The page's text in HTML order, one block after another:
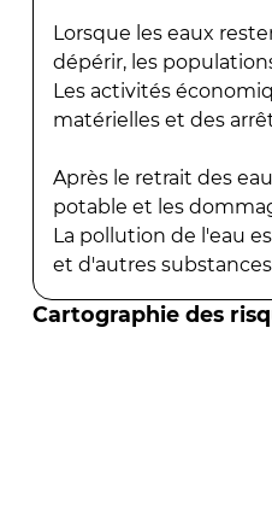
Lorsque les eaux
dépérir, les
Les activités
matérielles et des
Après le retrait des
potable et les
La pollution de l'eau
et d'autres
Cartographie des